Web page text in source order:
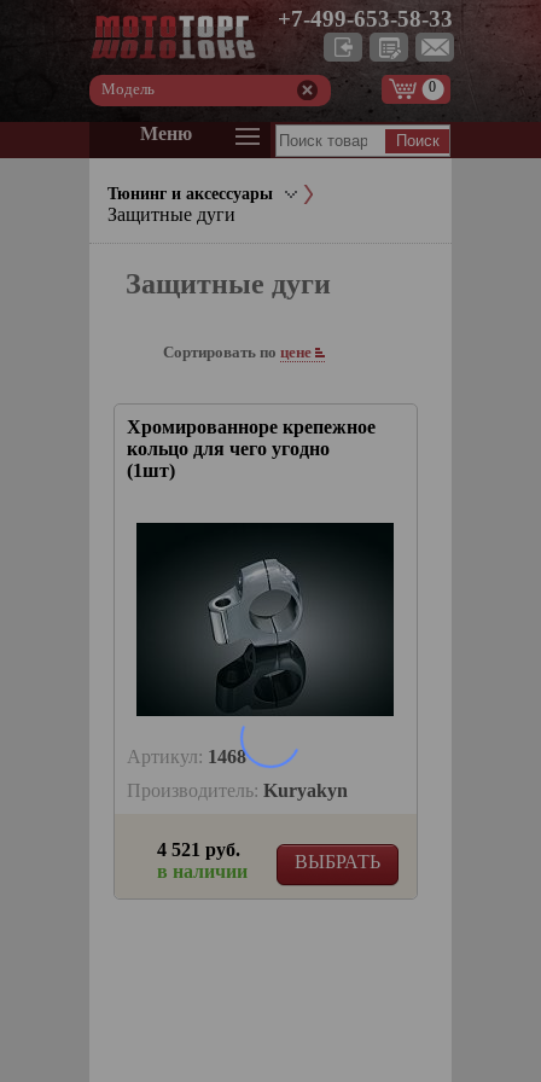
+7-499-653-58-33
Модель 0
Меню
Тюнинг и аксессуары
Защитные дуги
Защитные дуги
Сортировать по цене
Хромированноре крепежное
кольцо для чего угодно
(1шт)
Артикул: 1468
Производитель: Kuryakyn
ВЫБРАТЬ
4 521 руб.
в наличии